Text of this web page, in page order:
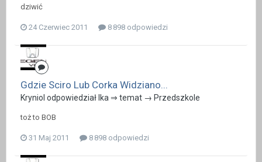
dziwić
24 Czerwiec 2011 8 898 odpowiedzi
Gdzie Sciro Lub Corka Widziano...
Kryniol odpowiedział Ika ⇒ temat → Przedszkole
toż to BOB
31 Maj 2011 8 898 odpowiedzi